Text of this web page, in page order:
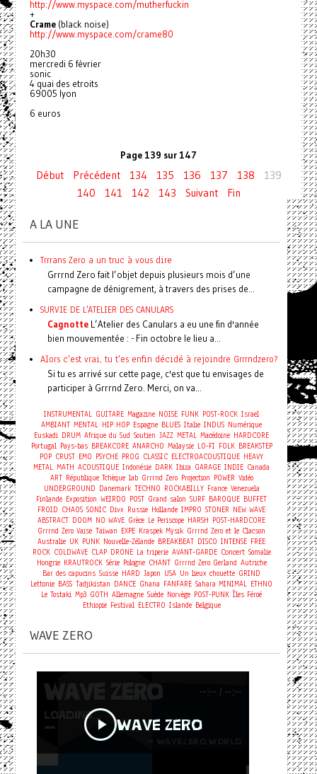
http://www.myspace.com/mutherfuckin
+
Crame(black noise)
http://www.myspace.com/crame80
20h30
mercredi 6 février
sonic
4 quai des etroits
69005 lyon
6 euros
Page 139 sur 147
Début Précédent 134 135 136 137 138
139
140
141 142 143 Suivant Fin
A LA UNE
Trrrans Zero a un truc à vous dire
Grrrnd Zero fait l’objet depuis plusieurs mois d’une
campagne de dénigrement, à travers des prises de...
SURVIE DE L'ATELIER DES CANULARS
CagnotteL’Atelier des Canulars a eu une fin d'année
bien mouvementée : - Fin octobre le lieu a...
Alors c'est vrai, tu t'es enfin décidé à rejoindre Grrrndzero?
Si tu es arrivé sur cette page, c'est que tu envisages de
participer à Grrrnd Zero. Merci, on va...
INSTRUMENTAL GUITARE Magazine NOISE FUNK POST-ROCK Israel
AMBIANT MENTAL HIP HOP Espagne BLUES Italie INDUS Numérique
Euskadi DRUM Afrique du Sud Soutien JAZZ METAL Macédoine HARDCORE
Portugal Pays-bas BREAKCORE ANARCHO Malaysie LO-FI FOLK BREAKSTEP
POP CRUST EMO PSYCHE PROG CLASSIC ELECTROACOUSTIQUE HEAVY
METAL MATH ACOUSTIQUE Indonésie DARK Ibiza GARAGE INDIE Canada
ART République Tchèque lab Grrrnd Zero Projection POWER Vidéo
UNDERGROUND Danemark TECHNO ROCKABILLY France Venezuela
Finlande Exposition WEIRDO POST Grand salon SURF BAROQUE BUFFET
FROID CHAOS SONIC Divx Russie Hollande IMPRO STONER NEW WAVE
ABSTRACT DOOM NO WAVE Grèce Le Periscope HARSH POST-HARDCORE
Grrrnd Zero Vaise Taiwan EXPE Kraspek Mysik Grrrnd Zero et le Clacson
Australie UK PUNK Nouvelle-Zélande BREAKBEAT DISCO INTENSE FREE
ROCK COLDWAVE CLAP DRONE La triperie AVANT-GARDE Concert Somalie
Hongrie KRAUTROCK Série Pologne CHANT Grrrnd Zero Gerland Autriche
Bar des capucins Suisse HARD Japon USA Un lieux chouette GRIND
Lettonie BASS Tadjikistan DANCE Ghana FANFARE Sahara MINIMAL ETHNO
Le Tostaki Mp3 GOTH Allemagne Suède Norvège POST-PUNK Îles Féroé
Ethiopie Festival ELECTRO Islande Belgique
WAVE ZERO